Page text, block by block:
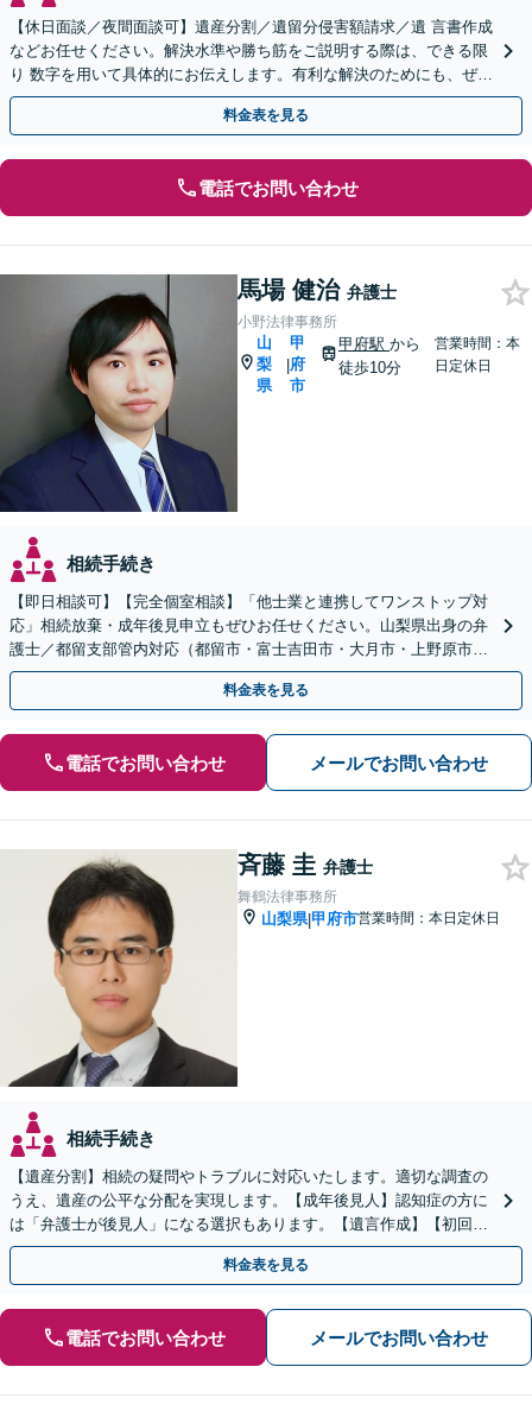
【休日面談／夜間面談可】遺産分割／遺留分侵害額請求／遺 言書作成
などお任せください。解決水準や勝ち筋をご説明する際は、できる限
り 数字を用いて具体的にお伝えします。有利な解決のためにも、ぜひ
ご相談ください。
料金表を見る
電話でお問い合わせ
馬場 健治 弁護士
小野法律事務所
山
梨
県
|
甲
府
市
甲府駅 から
徒歩10分
営業時間：本
日定休日
相続手続き
【即日相談可】【完全個室相談】「他士業と連携してワンストップ対
応」相続放棄・成年後見申立もぜひお任せください。山梨県出身の弁
護士／都留支部管内対応（都留市・富士吉田市・大月市・上野原市・
富士河口湖町・西桂町ほか）
料金表を見る
電話でお問い合わせ メールでお問い合わせ
斉藤 圭 弁護士
舞鶴法律事務所
山梨県|甲府市営業時間：本日定休日
相続手続き
【遺産分割】相続の疑問やトラブルに対応いたします。適切な調査の
うえ、遺産の公平な分配を実現します。【成年後見人】認知症の方に
は「弁護士が後見人」になる選択もあります。【遺言作成】【初回面
談無料】
料金表を見る
電話でお問い合わせ メールでお問い合わせ